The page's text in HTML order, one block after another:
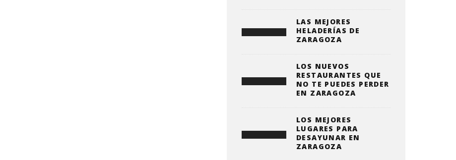
LAS MEJORES
HELADERÍAS DE
ZARAGOZA
LOS NUEVOS
RESTAURANTES QUE
NO TE PUEDES PERDER
EN ZARAGOZA
LOS MEJORES
LUGARES PARA
DESAYUNAR EN
ZARAGOZA